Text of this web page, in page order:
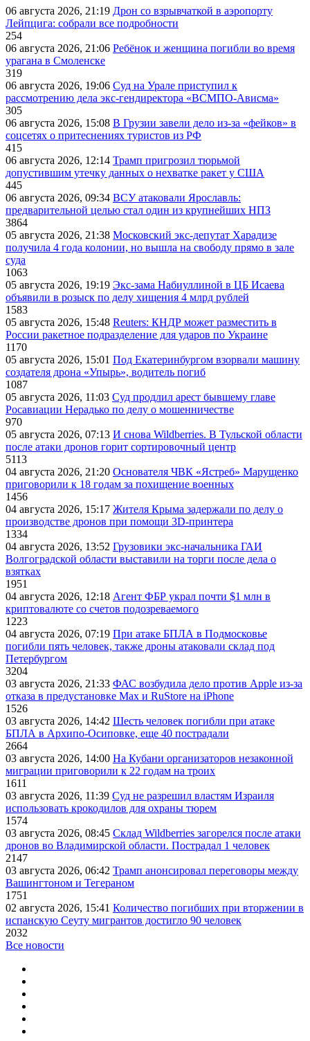
06 августа 2026, 21:19 Дрон со взрывчаткой в аэропорту
Лейпцига: собрали все подробности
254
06 августа 2026, 21:06 Ребёнок и женщина погибли во время
урагана в Смоленске
319
06 августа 2026, 19:06 Суд на Урале приступил к
рассмотрению дела экс-гендиректора «ВСМПО-Ависма»
305
06 августа 2026, 15:08 В Грузии завели дело из-за «фейков» в
соцсетях о притеснениях туристов из РФ
415
06 августа 2026, 12:14 Трамп пригрозил тюрьмой
допустившим утечку данных о нехватке ракет у США
445
06 августа 2026, 09:34 ВСУ атаковали Ярославль:
предварительной целью стал один из крупнейших НПЗ
3864
05 августа 2026, 21:38 Московский экс-депутат Харадизе
получила 4 года колонии, но вышла на свободу прямо в зале
суда
1063
05 августа 2026, 19:19 Экс-зама Набиуллиной в ЦБ Исаева
объявили в розыск по делу хищения 4 млрд рублей
1583
05 августа 2026, 15:48 Reuters: КНДР может разместить в
России ракетное подразделение для ударов по Украине
1170
05 августа 2026, 15:01 Под Екатеринбургом взорвали машину
создателя дрона «Упырь», водитель погиб
1087
05 августа 2026, 11:03 Суд продлил арест бывшему главе
Росавиации Нерадько по делу о мошенничестве
970
05 августа 2026, 07:13 И снова Wildberries. В Тульской области
после атаки дронов горит сортировочный центр
5113
04 августа 2026, 21:20 Основателя ЧВК «Ястреб» Марущенко
приговорили к 18 годам за похищение военных
1456
04 августа 2026, 15:17 Жителя Крыма задержали по делу о
производстве дронов при помощи 3D‑принтера
1334
04 августа 2026, 13:52 Грузовики экс-начальника ГАИ
Волгоградской области выставили на торги после дела о
взятках
1951
04 августа 2026, 12:18 Агент ФБР украл почти $1 млн в
криптовалюте со счетов подозреваемого
1223
04 августа 2026, 07:19 При атаке БПЛА в Подмосковье
погибли пять человек, также дроны атаковали склад под
Петербургом
3204
03 августа 2026, 21:33 ФАС возбудила дело против Apple из-за
отказа в предустановке Max и RuStore на iPhone
1526
03 августа 2026, 14:42 Шесть человек погибли при атаке
БПЛА в Архипо-Осиповке, еще 40 пострадали
2664
03 августа 2026, 14:00 На Кубани организаторов незаконной
миграции приговорили к 22 годам на троих
1611
03 августа 2026, 11:39 Суд не разрешил властям Израиля
использовать крокодилов для охраны тюрем
1574
03 августа 2026, 08:45 Склад Wildberries загорелся после атаки
дронов во Владимирской области. Пострадал 1 человек
2147
03 августа 2026, 06:42 Трамп анонсировал переговоры между
Вашингтоном и Тегераном
1751
02 августа 2026, 15:41 Количество погибших при вторжении в
испанскую Сеуту мигрантов достигло 90 человек
2032
Все новости